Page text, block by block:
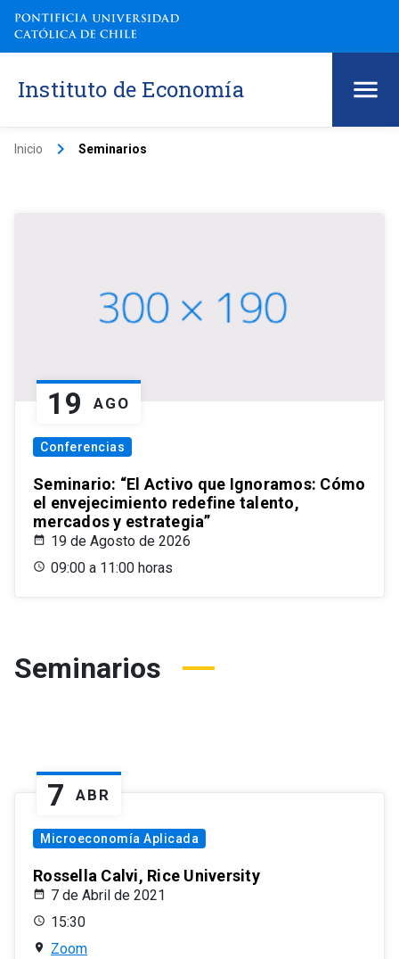
Instituto de Economía
Inicio keyboard_arrow_right Seminarios
19 AGO
Conferencias
Seminario: “El Activo que Ignoramos: Cómo
el envejecimiento redefine talento,
mercados y estrategia”
19 de Agosto de 2026
09:00 a 11:00 horas
Seminarios
7 ABR
Microeconomía Aplicada
Rossella Calvi, Rice University
7 de Abril de 2021
15:30
Zoom